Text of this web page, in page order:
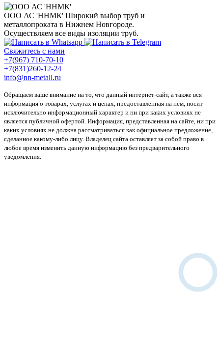
ООО АС 'ННМК' Широкий выбор труб и
металлопроката в Нижнем Новгороде.
Осуществляем все виды изоляции труб.
Свяжитесь с нами
+7(967) 710-70-10
+7(831)260-12-24
info@nn-metall.ru
Обращаем ваше внимание на то, что данный интернет-сайт, а также вся
информация о товарах, услугах и ценах, предоставленная на нём, носит
исключительно информационный характер и ни при каких условиях не
является публичной офертой. Информация, представленная на сайте, ни при
каких условиях не должна рассматриваться как официальное предложение,
сделанное какому-либо лицу. Владелец сайта оставляет за собой право в
любое время изменить данную информацию без предварительного
уведомления.